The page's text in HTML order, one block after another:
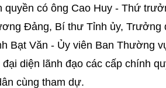
quyền có ông Cao Huy - Thứ
Đảng, Bí thư Tỉnh ủy, Trưởng
Bạt Văn - Ủy viên Ban Thường
diện lãnh đạo các cấp chính
cùng tham dự.